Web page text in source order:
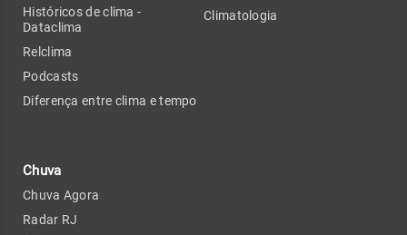
Históricos de clima -
Dataclima
Relclima
Podcasts
Diferença entre clima e tempo
Chuva
Chuva Agora
Radar RJ
Climatologia